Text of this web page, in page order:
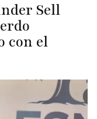
Sell
con el